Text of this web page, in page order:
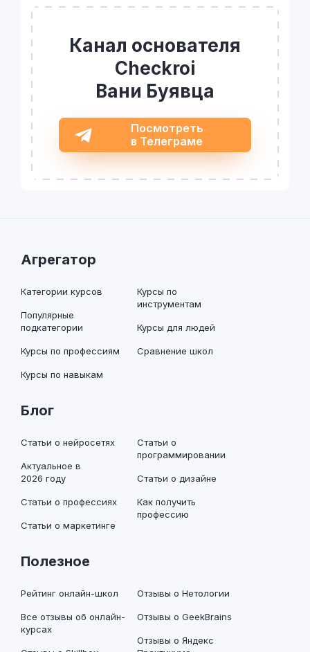
Канал основателя
Checkroi
Вани Буявца
Посмотреть
в Телеграме
Агрегатор
Категории курсов
Популярные
подкатегории
Курсы по профессиям
Курсы по навыкам
Курсы по
инструментам
Курсы для людей
Сравнение школ
Блог
Статьи о нейросетях
Актуальное в
2026 году
Статьи о профессиях
Статьи о маркетинге
Статьи о
программировании
Статьи о дизайне
Как получить
профессию
Полезное
Рейтинг онлайн-школ
Все отзывы об онлайн-
курсах
Отзывы о Нетологии
Отзывы о GeekBrains
Отзывы о Яндекс